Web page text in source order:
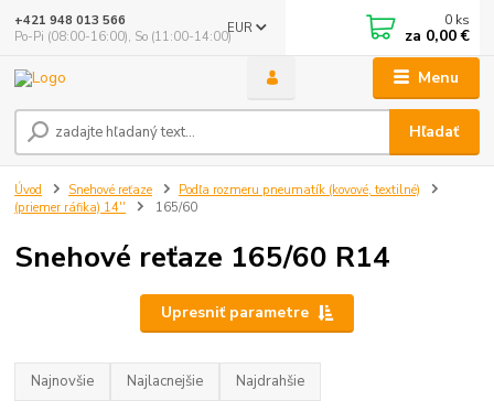
Menu
EUR
Hľadať
+421 948 013 566
Po-Pi (08:00-16:00), So (11:00-14:00)
0 ks
za 0,00 €
Úvod Snehové reťaze
Podľa rozmeru pneumatík (kovové, textilné)
(priemer ráfika) 14''
165/60
Snehové reťaze 165/60 R14
Upresniť parametre
Najnovšie Najlacnejšie Najdrahšie